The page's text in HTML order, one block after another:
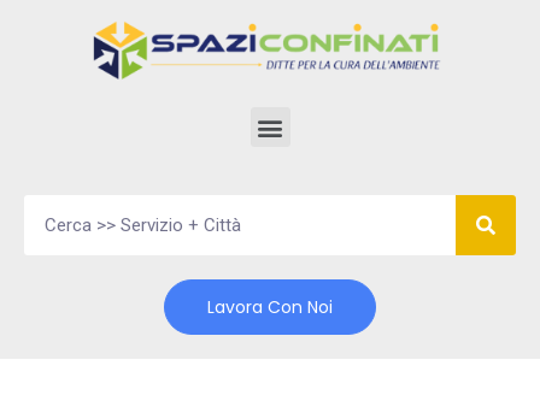
Lavora Con Noi